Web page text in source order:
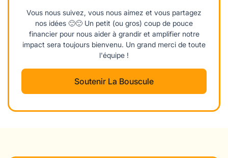
Vous nous suivez, vous nous aimez et vous partagez
nos idées 🙂🙂 Un petit (ou gros) coup de pouce
financier pour nous aider à grandir et amplifier notre
impact sera toujours bienvenu. Un grand merci de toute
l'équipe !
Soutenir La Bouscule